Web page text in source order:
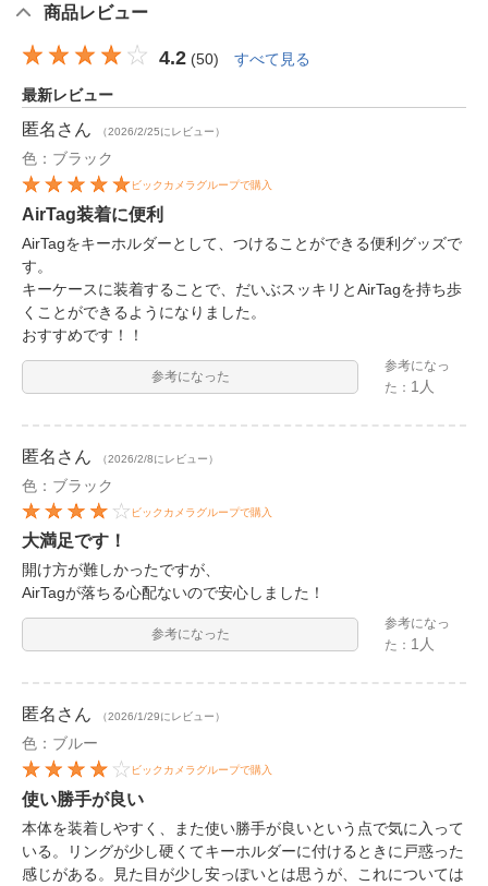
商品レビュー
4.2 (50) すべて見る
最新レビュー
匿名 さん （2026/2/25にレビュー）
色：ブラック
ビックカメラグループで購入
AirTag装着に便利
AirTagをキーホルダーとして、つけることができる便利グッズで
す。
キーケースに装着することで、だいぶスッキリとAirTagを持ち歩
くことができるようになりました。
おすすめです！！
参考になった
参考になっ
た： 1人
匿名 さん （2026/2/8にレビュー）
色：ブラック
ビックカメラグループで購入
大満足です！
開け方が難しかったですが、
AirTagが落ちる心配ないので安心しました！
参考になった
参考になっ
た： 1人
匿名 さん （2026/1/29にレビュー）
色：ブルー
ビックカメラグループで購入
使い勝手が良い
本体を装着しやすく、また使い勝手が良いという点で気に入って
いる。リングが少し硬くてキーホルダーに付けるときに戸惑った
感じがある。見た目が少し安っぽいとは思うが、これについては